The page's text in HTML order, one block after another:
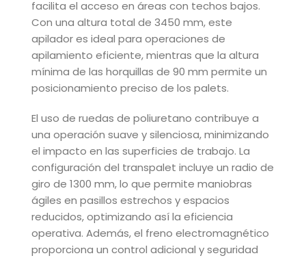
facilita el acceso en áreas con techos bajos.
Con una altura total de 3450 mm, este
apilador es ideal para operaciones de
apilamiento eficiente, mientras que la altura
mínima de las horquillas de 90 mm permite un
posicionamiento preciso de los palets.
El uso de ruedas de poliuretano contribuye a
una operación suave y silenciosa, minimizando
el impacto en las superficies de trabajo. La
configuración del transpalet incluye un radio de
giro de 1300 mm, lo que permite maniobras
ágiles en pasillos estrechos y espacios
reducidos, optimizando así la eficiencia
operativa. Además, el freno electromagnético
proporciona un control adicional y seguridad